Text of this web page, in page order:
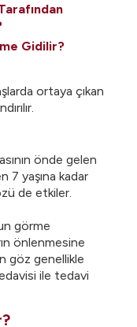
Gidilir?
ortaya çıkan
önde gelen
7 yaşına kadar
de etkiler.
görme
önlenmesine
göz genellikle
ile tedavi